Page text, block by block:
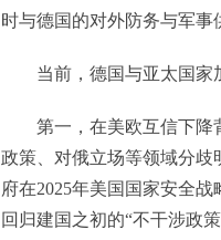
时与德国的对外防务与军事
当前，德国与亚太国家
第一，在美欧互信下降
政策、对俄立场等领域分歧
府在2025年美国国家安全
回归建国之初的“不干涉政